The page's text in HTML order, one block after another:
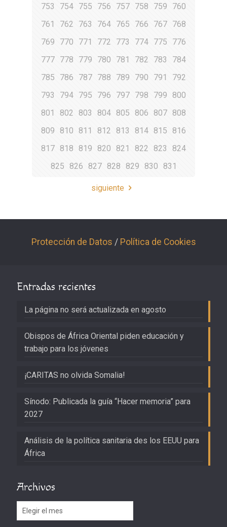
753
754 755 756 757 758 759
760
761
762 763 764 765 766 767 768
769
770 771 772 773 774 775
776
777 778 779 780 781 782 783
784
785
786 787 788 789 790 791
792
793
794 795 796 797 798 799
800
801
802 803 804 805 806 807 808
809
810 811 812 813 814 815
816
817 818 819 820 821 822 823
824
825
826 827 828 829 830 831
siguiente
Protección de Datos / Política de Cookies
Entradas recientes
La página no será actualizada en agosto
Obispos de África Oriental piden educación y
trabajo para los jóvenes
¡CARITAS no olvida Somalia!
Sínodo: Publicada la guía “Hacer memoria” para
2027
Análisis de la política sanitaria des los EEUU para
África
Archivos
Archivos